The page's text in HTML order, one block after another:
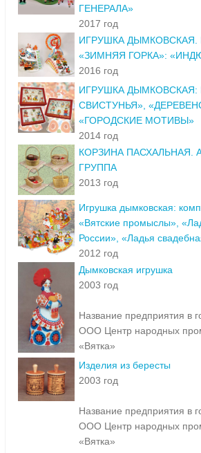
ГЕНЕРАЛА»
2017 год
ИГРУШКА
«ЗИМНЯЯ ГОРКА»:
2016 год
ИГРУШКА ДЫМКОВСКАЯ:
СВИСТУНЬЯ»,
«ГОРОДСКИЕ МОТИВЫ»
2014 год
КОРЗИНА ПАСХАЛЬНАЯ.
ГРУППА
2013 год
Игрушка дымковская:
«Вятские промыслы»,
России», «Ладья
2012 год
Дымковская игрушка
2003 год
Название предприятия в
ООО Центр народных
«Вятка»
Изделия из бересты
2003 год
Название предприятия в
ООО Центр народных
«Вятка»